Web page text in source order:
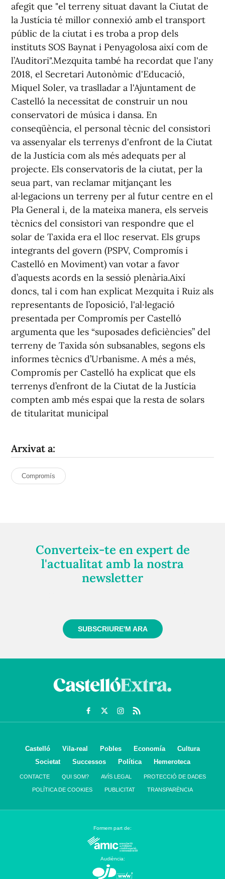
afegit que "el terreny situat davant la Ciutat de
la Justícia té millor connexió amb el transport
públic de la ciutat i es troba a prop dels
instituts SOS Baynat i Penyagolosa així com de
l’Auditori".Mezquita també ha recordat que l'any
2018, el Secretari Autonòmic d'Educació,
Miquel Soler, va traslladar a l'Ajuntament de
Castelló la necessitat de construir un nou
conservatori de música i dansa. En
conseqüència, el personal tècnic del consistori
va assenyalar els terrenys d'enfront de la Ciutat
de la Justícia com als més adequats per al
projecte. Els conservatoris de la ciutat, per la
seua part, van reclamar mitjançant les
al·legacions un terreny per al futur centre en el
Pla General i, de la mateixa manera, els serveis
tècnics del consistori van respondre que el
solar de Taxida era el lloc reservat. Els grups
integrants del govern (PSPV, Compromís i
Castelló en Moviment) van votar a favor
d’aquests acords en la sessió plenària.Així
doncs, tal i com han explicat Mezquita i Ruiz als
representants de l’oposició, l'al·legació
presentada per Compromís per Castelló
argumenta que les “suposades deficiències” del
terreny de Taxida són subsanables, segons els
informes tècnics d’Urbanisme. A més a més,
Compromís per Castelló ha explicat que els
terrenys d’enfront de la Ciutat de la Justícia
compten amb més espai que la resta de solars
de titularitat municipal
Arxivat a:
Compromís
Converteix-te en expert de
l'actualitat amb la nostra
newsletter
SUBSCRIURE'M ARA
Castelló Vila-real Pobles Economía
Cultura
Societat
Successos Política Hemeroteca
CONTACTE QUI SOM? AVÍS LEGAL PROTECCIÓ DE DADES
POLÍTICA DE COOKIES PUBLICITAT TRANSPARÈNCIA
Formem part de:
Audiència: